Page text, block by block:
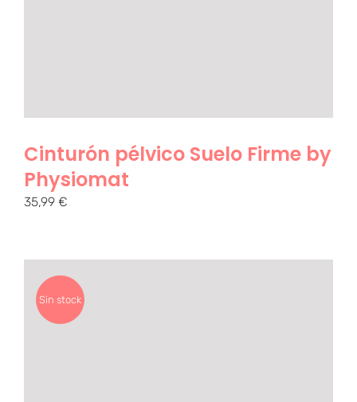
Cinturón pélvico Suelo Firme by
Physiomat
35,99 €
Sin stock